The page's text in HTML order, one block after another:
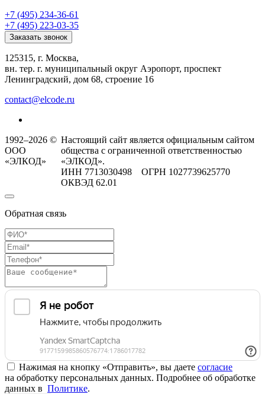
+7 (495) 234-36-61
+7 (495) 223-03-35
Заказать звонок
125315, г. Москва,
вн. тер. г. муниципальный округ Аэропорт, проспект
Ленинградский, дом 68, строение 16
contact@elcode.ru
1992–2026 ©
ООО
«ЭЛКОД»
Настоящий сайт является официальным сайтом
общества с ограниченной ответственностью
«ЭЛКОД».
ИНН 7713030498 ОГРН 1027739625770
ОКВЭД 62.01
Обратная связь
Нажимая на кнопку «Отправить», вы даете согласие
на обработку персональных данных. Подробнее об обработке
данных в Политике.